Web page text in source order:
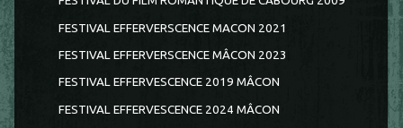
FESTIVAL EFFERVERSCENCE MACON 2021
FESTIVAL EFFERVERSCENCE MÂCON 2023
FESTIVAL EFFERVESCENCE 2019 MÂCON
FESTIVAL EFFERVESCENCE 2024 MÂCON